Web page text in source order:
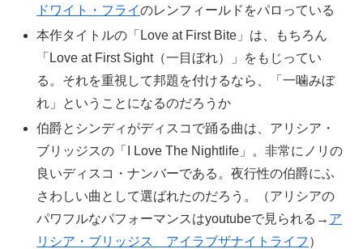
ドワイト・フライのレンフィールドをパロっている
本作タイトルの「Love at First Bite」は、もちろん
「Love at First Sight（一目ぼれ）」をもじってい
る。それを重視して邦題を付けるなら、「一噛みぼ
れ」ということになるのだろうか
伯爵とシンディがディスコで踊る曲は、アリシア・
ブリッジスの「I Love The Nightlife」。非常にノリの
良いディスコ・ナンバーである。夜行性の伯爵にふ
さわしい曲として選ばれたのだろう。（アリシアの
パワフルなパフォーマンスはyoutubeで見られる→ ア
リシア・ブリッジス アイラブザナイトライフ ）